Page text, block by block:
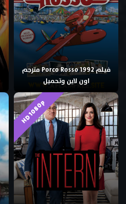
فيلم Porco Rosso 1992 مترجم
اون لاين وتحميل
HD 1080p